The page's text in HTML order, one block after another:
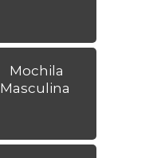
Mochila
Masculina